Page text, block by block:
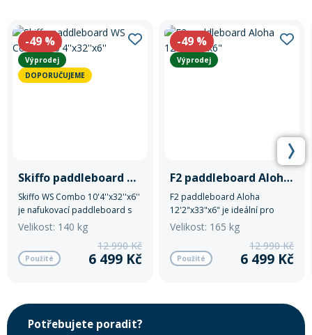
-49 %
Výprodej
DOPORUČUJEME
Skiffo paddleboard WS Combo 10'4''x32''x6''
Skiffo WS Combo 10'4''x32''x6''
je nafukovací paddleboard s
nosností do 140 kg.
Velikost: 140 kg
Použité
12 990 Kč
6 499 Kč
-49 %
Výprodej
F2 paddleboard Aloha 12'2"x33"x6"
F2 paddleboard Aloha
12'2"x33"x6" je ideální pro
zábavu i sportovní použití na
Velikost: 165 kg
Použité
12 990 Kč
6 499 Kč
Potřebujete poradit?